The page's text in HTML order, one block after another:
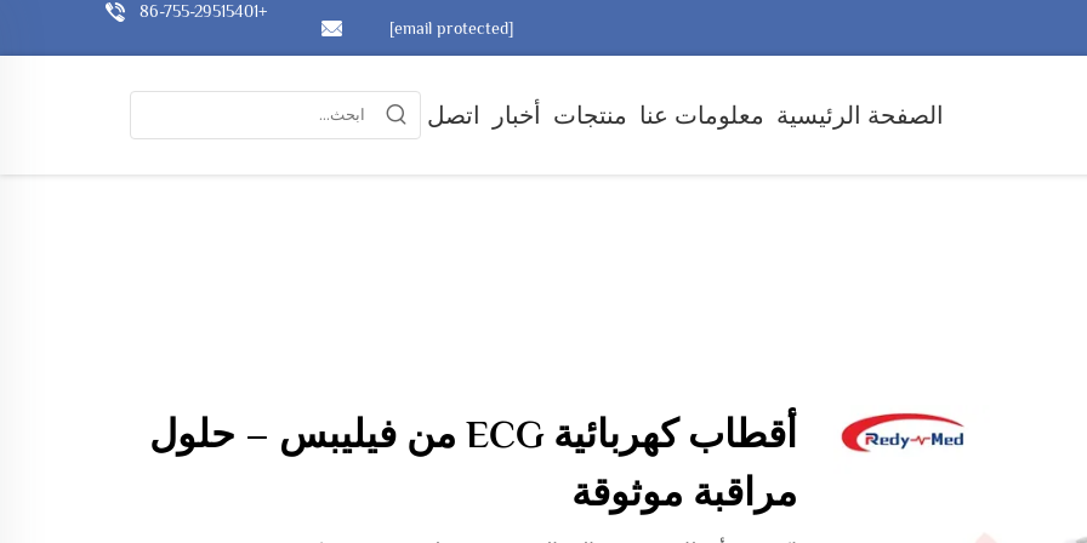
+86-755-29515401
[email protected]
الصفحة الرئيسية معلومات عنا منتجات أخبار اتصل
أقطاب كهربائية ECG من فيليبس – حلول
مراقبة موثوقة